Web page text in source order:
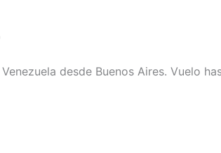
desde Buenos Aires. Vuelo